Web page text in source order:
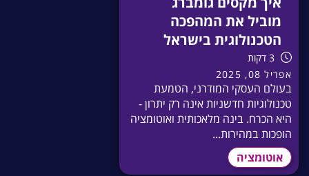
מוביל את המהפכה
הטכנולוגית בישראל
3 דקות
אפריל 08, 2025
בעולם העסקי המודרני, הטמעת
טכנולוגיות חדשניות אינה רק יתרון -
היא הכרח. בינה מלאכותית ואוטומציה
הופכות במהירות...
אוטומציה